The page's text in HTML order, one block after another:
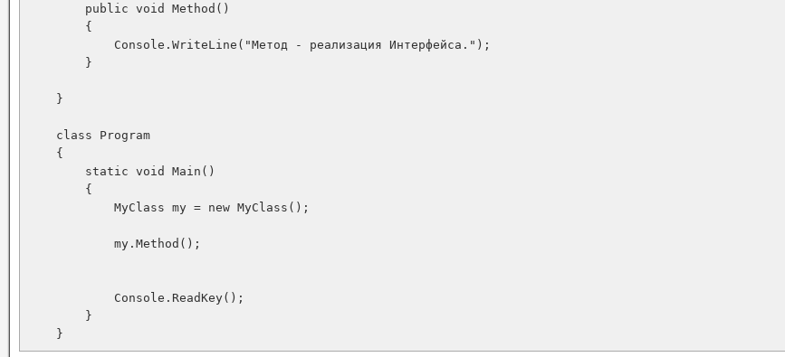
        public void Method()
        {
            Console.WriteLine("Метод - реализация Интерфейса.");
        }
    }
    class Program
    {
        static void Main()
        {
            MyClass my = new MyClass();
            my.Method();
            Console.ReadKey();
        }
    }